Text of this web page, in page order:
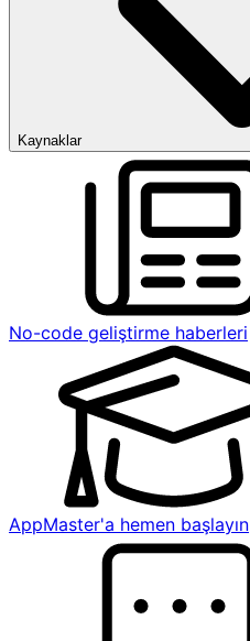
Kaynaklar
No-code geliştirme haberleri
AppMaster'a hemen başlayın